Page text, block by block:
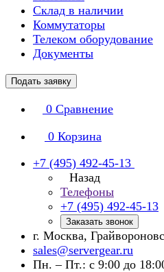
Склад в наличии
Коммутаторы
Телеком оборудование
Документы
Подать заявку
0 Сравнение
0 Корзина
+7 (495) 492-45-13
Назад
Телефоны
+7 (495) 492-45-13
Заказать звонок
г. Москва,
sales@servergear.ru
Пн. – Пт.: с 9:00 до